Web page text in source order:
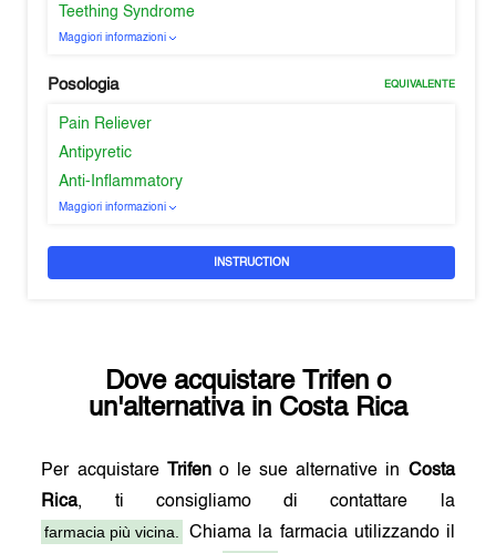
Teething Syndrome
Maggiori informazioni
Posologia EQUIVALENTE
Pain Reliever
Antipyretic
Anti-Inflammatory
Maggiori informazioni
INSTRUCTION
Dove acquistare Trifen o
un'alternativa in Costa Rica
Per acquistare Trifeno le sue alternative in Costa
Rica, ti consigliamo di contattare la
farmacia più vicina.
Chiama la farmacia utilizzando il